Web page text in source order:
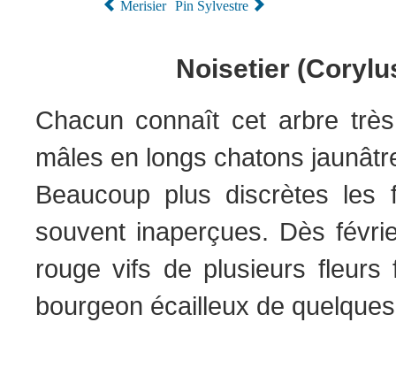
Merisier Pin Sylvestre
Noisetier
Chacun connaît cet arbre
mâles en longs chatons
Beaucoup plus discrètes les
souvent inaperçues. Dès
rouge vifs de plusieurs fleurs
bourgeon écailleux de